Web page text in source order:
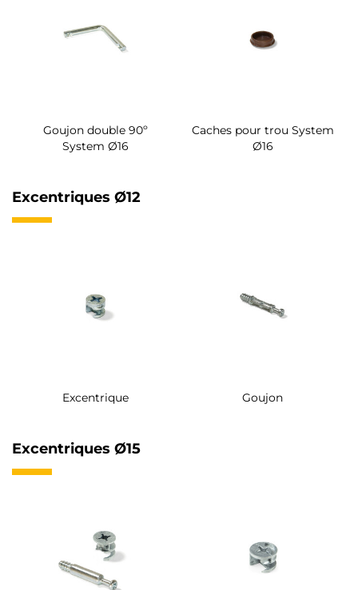
Goujon double 90º
System Ø16
Caches pour trou System
Ø16
Excentriques Ø12
Excentrique Goujon
Excentriques Ø15